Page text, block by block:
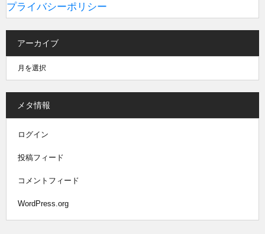
プライバシーポリシー
アーカイブ
メタ情報
ログイン
投稿フィード
コメントフィード
WordPress.org